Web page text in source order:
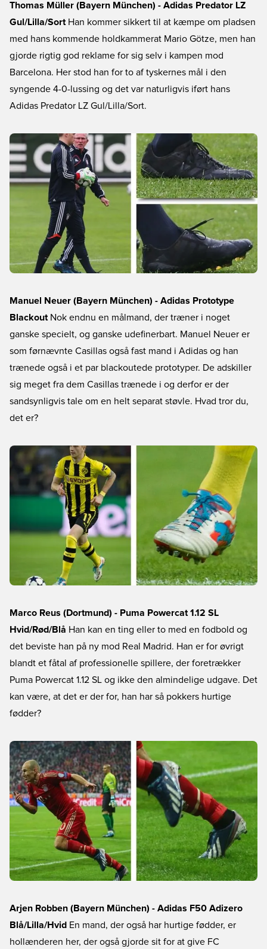
Thomas Müller (Bayern München) - Adidas Predator LZ
Gul/Lilla/Sort Han kommer sikkert til at kæmpe om pladsen
med hans kommende holdkammerat Mario Götze, men han
gjorde rigtig god reklame for sig selv i kampen mod
Barcelona. Her stod han for to af tyskernes mål i den
syngende 4-0-lussing og det var naturligvis iført hans
Adidas Predator LZ Gul/Lilla/Sort.
Manuel Neuer (Bayern München) - Adidas Prototype
Blackout Nok endnu en målmand, der træner i noget
ganske specielt, og ganske udefinerbart. Manuel Neuer er
som førnævnte Casillas også fast mand i Adidas og han
trænede også i et par blackoutede prototyper. De adskiller
sig meget fra dem Casillas trænede i og derfor er der
sandsynligvis tale om en helt separat støvle. Hvad tror du,
det er?
Marco Reus (Dortmund) - Puma Powercat 1.12 SL
Hvid/Rød/Blå Han kan en ting eller to med en fodbold og
det beviste han på ny mod Real Madrid. Han er for øvrigt
blandt et fåtal af professionelle spillere, der foretrækker
Puma Powercat 1.12 SL og ikke den almindelige udgave. Det
kan være, at det er der for, han har så pokkers hurtige
fødder?
Arjen Robben (Bayern München) - Adidas F50 Adizero
Blå/Lilla/Hvid En mand, der også har hurtige fødder, er
hollænderen her, der også gjorde sit for at give FC